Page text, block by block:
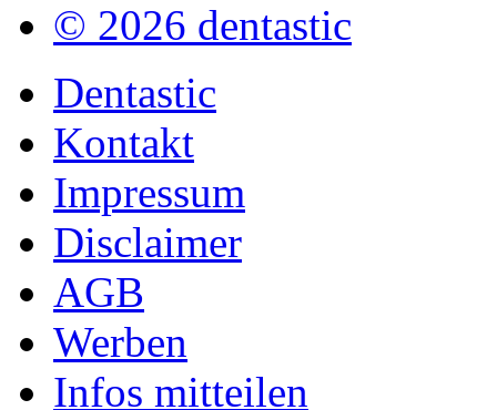
© 2026 dentastic
Dentastic
Kontakt
Impressum
Disclaimer
AGB
Werben
Infos mitteilen